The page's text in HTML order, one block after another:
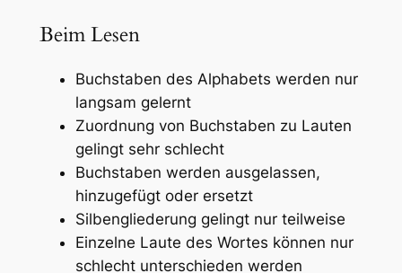
Beim Lesen
Buchstaben des Alphabets werden nur
langsam gelernt
Zuordnung von Buchstaben zu Lauten
gelingt sehr schlecht
Buchstaben werden ausgelassen,
hinzugefügt oder ersetzt
Silbengliederung gelingt nur teilweise
Einzelne Laute des Wortes können nur
schlecht unterschieden werden